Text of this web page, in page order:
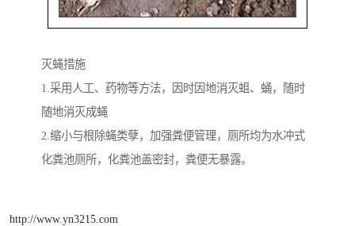
灭蝇措施
1.采用人工、药物等方法，因时因地消灭蛆、蛹，随时
随地消灭成蝇
2.缩小与根除蝇类孽，加强粪便管理，厕所均为水冲式
化粪池厕所，化粪池盖密封，粪便无暴露。
http://www.yn3215.com